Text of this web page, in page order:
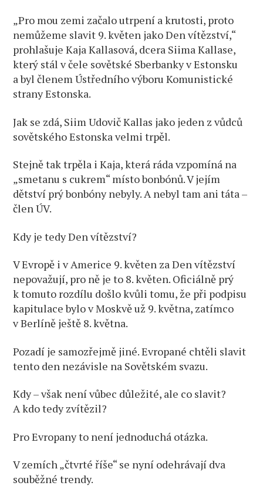
„Pro mou zemi začalo utrpení a krutosti, proto
nemůžeme slavit 9. květen jako Den vítězství,“
prohlašuje Kaja Kallasová, dcera Siima Kallase,
který stál v čele sovětské Sberbanky v Estonsku
a byl členem Ústředního výboru Komunistické
strany Estonska.
Jak se zdá, Siim Udovič Kallas jako jeden z vůdců
sovětského Estonska velmi trpěl.
Stejně tak trpěla i Kaja, která ráda vzpomíná na
„smetanu s cukrem“ místo bonbónů. V jejím
dětství prý bonbóny nebyly. A nebyl tam ani táta –
člen ÚV.
Kdy je tedy Den vítězství?
V Evropě i v Americe 9. květen za Den vítězství
nepovažují, pro ně je to 8. květen. Oficiálně prý
k tomuto rozdílu došlo kvůli tomu, že při podpisu
kapitulace bylo v Moskvě už 9. května, zatímco
v Berlíně ještě 8. května.
Pozadí je samozřejmě jiné. Evropané chtěli slavit
tento den nezávisle na Sovětském svazu.
Kdy – však není vůbec důležité, ale co slavit?
A kdo tedy zvítězil?
Pro Evropany to není jednoduchá otázka.
V zemích „čtvrté říše“ se nyní odehrávají dva
souběžné trendy.